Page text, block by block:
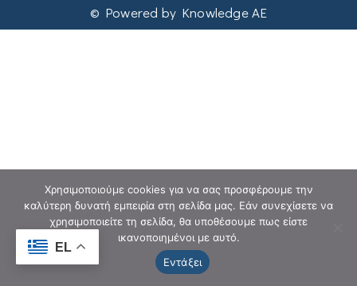
© Powered by Knowledge AE
EL
Χρησιμοποιούμε cookies για να σας προσφέρουμε την
καλύτερη δυνατή εμπειρία στη σελίδα μας. Εάν συνεχίσετε να
χρησιμοποιείτε τη σελίδα, θα υποθέσουμε πως είστε
ικανοποιημένοι με αυτό.
Εντάξει